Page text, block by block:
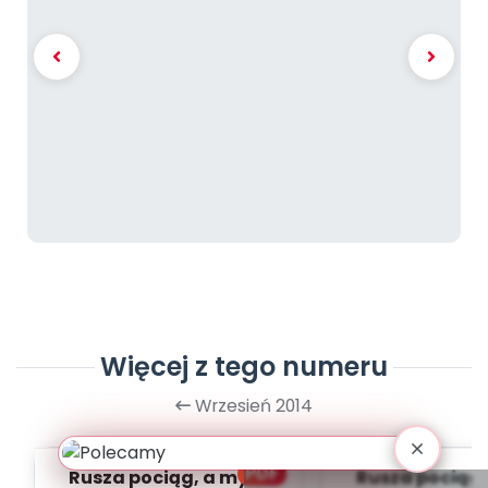
Więcej z tego numeru
Wrzesień 2014
PDF
Rusza pociąg, a my w
Rusza